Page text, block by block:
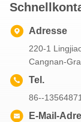
Adresse
220-1
Cangnan-
Tel.
86--
E-Mail-